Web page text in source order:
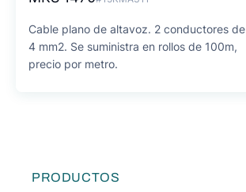
Cable plano de altavoz. 2 conductores de
4 mm2. Se suministra en rollos de 100m,
precio por metro.
PRODUCTOS